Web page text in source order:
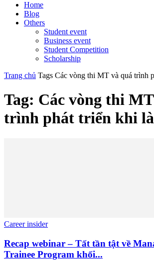
Home
Blog
Others
Student event
Business event
Student Competition
Scholarship
Trang chủ Tags Các vòng thi MT và quá trình
Tag: Các vòng thi
trình phát triển khi
Career insider
Recap webinar – Tất tần tật về
Trainee Program khối...